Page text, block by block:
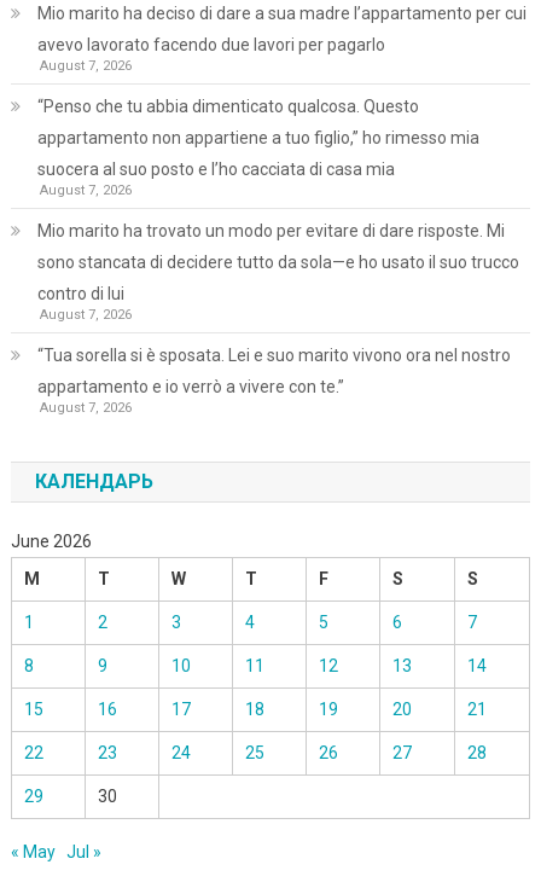
Mio marito ha deciso di dare a sua madre l’appartamento per cui
avevo lavorato facendo due lavori per pagarlo
August 7, 2026
“Penso che tu abbia dimenticato qualcosa. Questo
appartamento non appartiene a tuo figlio,” ho rimesso mia
suocera al suo posto e l’ho cacciata di casa mia
August 7, 2026
Mio marito ha trovato un modo per evitare di dare risposte. Mi
sono stancata di decidere tutto da sola—e ho usato il suo trucco
contro di lui
August 7, 2026
“Tua sorella si è sposata. Lei e suo marito vivono ora nel nostro
appartamento e io verrò a vivere con te.”
August 7, 2026
КАЛЕНДАРЬ
June 2026
M
T W T F S S
1 2 3 4 5 6 7
8 9 10 11 12 13 14
15 16 17 18 19 20 21
22 23 24 25 26 27 28
29 30
« May Jul »